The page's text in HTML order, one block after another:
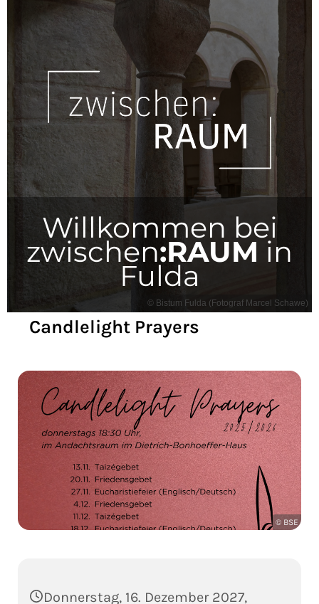
Willkommen bei
zwischen:RAUM in
Fulda
© Bistum Fulda (Fotograf Marcel Schawe)
Candlelight Prayers
© BSE
Donnerstag, 16. Dezember 2027,